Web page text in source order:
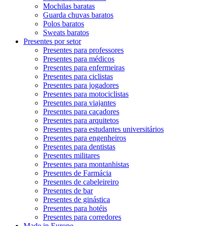
Mochilas baratas
Guarda chuvas baratos
Polos baratos
Sweats baratos
Presentes por setor
Presentes para professores
Presentes para médicos
Presentes para enfermeiras
Presentes para ciclistas
Presentes para jogadores
Presentes para motociclistas
Presentes para viajantes
Presentes para caçadores
Presentes para arquitetos
Presentes para estudantes universitários
Presentes para engenheiros
Presentes para dentistas
Presentes militares
Presentes para montanhistas
Presentes de Farmácia
Presentes de cabeleireiro
Presentes de bar
Presentes de ginástica
Presentes para hotéis
Presentes para corredores